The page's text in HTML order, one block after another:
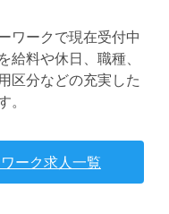
ワークで現在受付中
給料や休日、職種、
区分などの充実した
。
ーク求人一覧